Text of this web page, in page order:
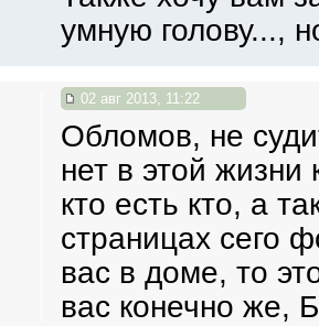
умную голову...,
02 авг 2013, 11:22
Обломов, не
нет в этой жизни
кто есть кто, а
страницах сего
вас в доме, то
вас конечно же,